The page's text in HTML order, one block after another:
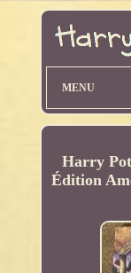
MENU
Harry
Édition